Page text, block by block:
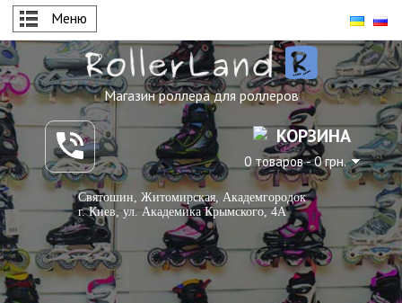
Меню
Магазин роллера для роллеров
КОРЗИНА
0 товаров - 0 грн.
Святошин, Житомирская, Академгородок
г. Киев, ул. Академика Крымского, 4А